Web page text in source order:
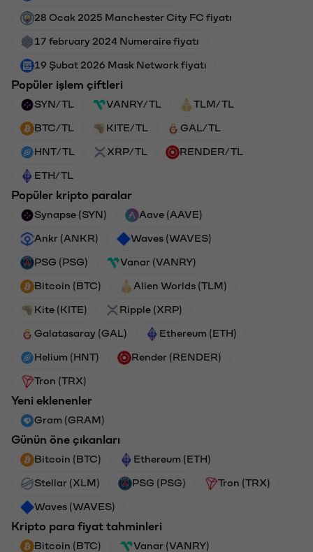
28 Ocak 2025 Manchester City FC fiyatı
17 february 2024 Numeraire fiyatı
19 Şubat 2026 Mask Network fiyatı
Popüler işlem çiftleri
SYN/TL VANRY/TL TLM/TL
BTC/TL KITE/TL GAL/TL
HNT/TL XRP/TL RENDER/TL
ETH/TL
Popüler kripto paralar
Synapse (SYN) Aave (AAVE)
Ankr (ANKR) Waves (WAVES)
PSG (PSG) Vanar (VANRY)
Bitcoin (BTC) Alien Worlds (TLM)
Kite (KITE) Ripple (XRP)
Galatasaray (GAL) Ethereum (ETH)
Helium (HNT) Render (RENDER)
Tron (TRX)
Yeni eklenenler
Gram (GRAM)
Günün öne çıkanları
Bitcoin (BTC) Ethereum (ETH)
Stellar (XLM) PSG (PSG) Tron (TRX)
Waves (WAVES)
Kripto para fiyat tahminleri
Bitcoin (BTC) Vanar (VANRY)